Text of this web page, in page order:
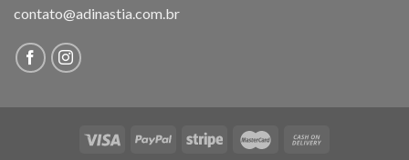
contato@adinastia.com.br